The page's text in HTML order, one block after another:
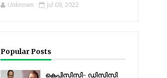
Unknown Jul 09, 2022
Popular Posts
കെപിസിസി- ഡിസിസി